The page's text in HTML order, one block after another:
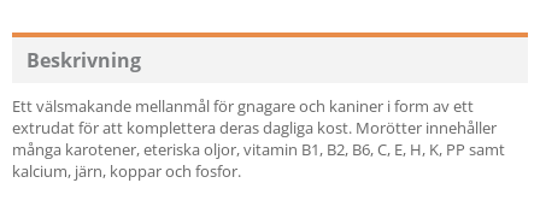
Beskrivning
Ett välsmakande mellanmål för gnagare och kaniner i form av ett
extrudat för att komplettera deras dagliga kost. Morötter innehåller
många karotener, eteriska oljor, vitamin B1, B2, B6, C, E, H, K, PP samt
kalcium, järn, koppar och fosfor.